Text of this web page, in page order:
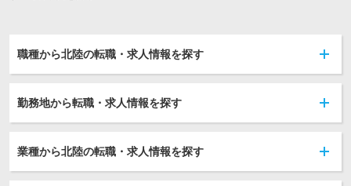
職種から北陸の転職・求人情報を探す
勤務地から転職・求人情報を探す
業種から北陸の転職・求人情報を探す